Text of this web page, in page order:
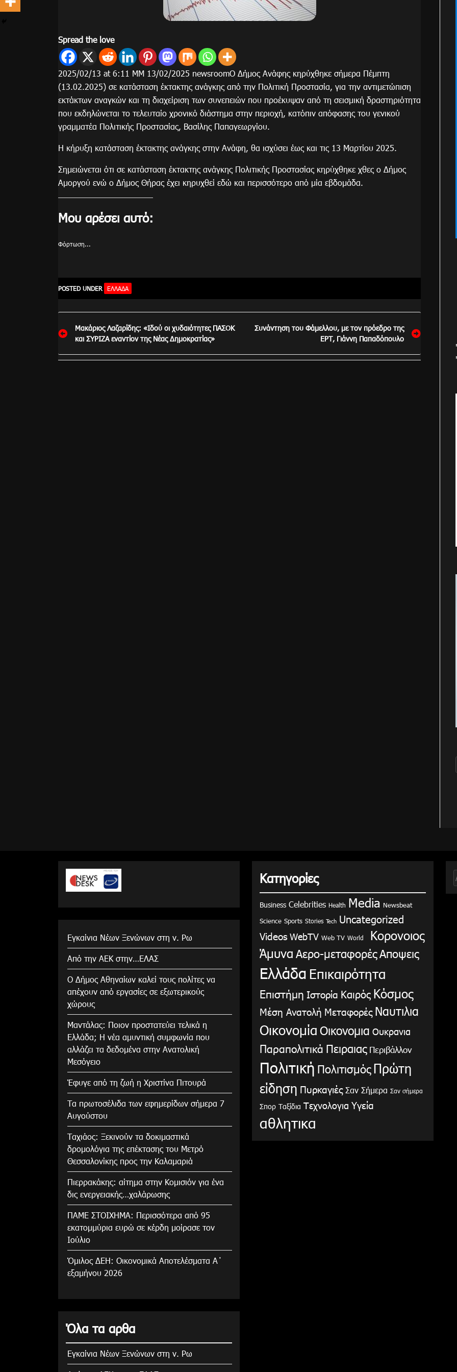
Spread the love
2025/02/13 at 6:11 ΜΜ 13/02/2025 newsroomΟ Δήμος Ανάφης κηρύχθηκε σήμερα Πέμπτη
(13.02.2025) σε κατάσταση έκτακτης ανάγκης από την Πολιτική Προστασία, για την αντιμετώπιση
εκτάκτων αναγκών και τη διαχείριση των συνεπειών που προέκυψαν από τη σεισμική δραστηριότητα
που εκδηλώνεται το τελευταίο χρονικό διάστημα στην περιοχή, κατόπιν απόφασης του γενικού
γραμματέα Πολιτικής Προστασίας, Βασίλης Παπαγεωργίου.
Η κήρυξη κατάσταση έκτακτης ανάγκης στην Ανάφη, θα ισχύσει έως και τις 13 Μαρτίου 2025.
Σημειώνεται ότι σε κατάσταση έκτακτης ανάγκης Πολιτικής Προστασίας κηρύχθηκε χθες ο Δήμος
Αμοργού ενώ ο Δήμος Θήρας έχει κηρυχθεί εδώ και περισσότερο από μία εβδομάδα.
Μου αρέσει αυτό:
Φόρτωση...
POSTED UNDER ΕΛΛΆΔΑ
Πλοήγηση
άρθρων
Μακάριος Λαζαρίδης: «Ιδού οι χυδαιότητες ΠΑΣΟΚ
και ΣΥΡΙΖΑ εναντίον της Νέας Δημοκρατίας»
Συνάντηση του Φάμελλου, με τον πρόεδρο της
ΕΡΤ, Γιάννη Παπαδόπουλο
Εγκαίνια Νέων Ξενώνων στη ν. Ρω
Από την ΑΕΚ στην…ΕΛΑΣ
Ο Δήμος Αθηναίων καλεί τους πολίτες να
απέχουν από εργασίες σε εξωτερικούς
χώρους
Μαντάλας: Ποιον προστατεύει τελικά η
Ελλάδα; Η νέα αμυντική συμφωνία που
αλλάζει τα δεδομένα στην Ανατολική
Μεσόγειο
Έφυγε από τη ζωή η Χριστίνα Πιτουρά
Τα πρωτοσέλιδα των εφημερίδων σήμερα 7
Αυγούστου
Tαχιάος: Ξεκινούν τα δοκιμαστικά
δρομολόγια της επέκτασης του Μετρό
Θεσσαλονίκης προς την Καλαμαριά
Πιερρακάκης: αίτημα στην Κομισιόν για ένα
δις ενεργειακής…χαλάρωσης
ΠΑΜΕ ΣΤΟΙΧΗΜΑ: Περισσότερα από 95
εκατομμύρια ευρώ σε κέρδη μοίρασε τον
Ιούλιο
Όμιλος ΔΕΗ: Οικονομικά Αποτελέσματα Α΄
εξαμήνου 2026
Όλα τα αρθα
Εγκαίνια Νέων Ξενώνων στη ν. Ρω
Κατηγορίες
Business Celebrities Health Media Newsbeat
Science Sports Stories Tech Uncategorized
Videos WebTV Web TV World
Κορονοιος
Άμυνα Αερο-μεταφορέςΑποψεις
Ελλάδα Επικαιρότητα
Επιστήμη Ιστορία Καιρός Κόσμος
Μέση Ανατολή Μεταφορές Ναυτιλια
Οικονομία Οικονομια Ουκρανια
Παραπολιτικά Πειραιας Περιβάλλον
Πολιτική Πολιτισμός Πρώτη
είδηση Πυρκαγιές Σαν Σήμερα Σαν σήμερα
Σπορ Ταξίδια Τεχνολογια Υγεία
αθλητικα